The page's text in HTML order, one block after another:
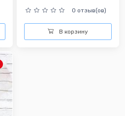
0 отзыв(ов)
В корзину